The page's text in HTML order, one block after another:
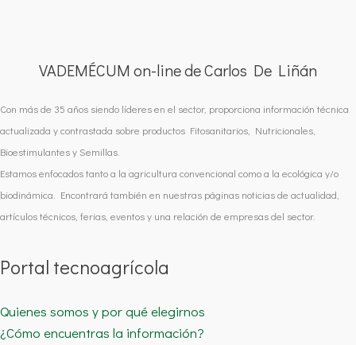
VADEMÉCUM on-line de Carlos De Liñán
Con más de 35 años siendo líderes en el sector, proporciona información técnica
actualizada y contrastada sobre productos Fitosanitarios, Nutricionales,
Bioestimulantes y Semillas.
Estamos enfocados tanto a la agricultura convencional como a la ecológica y/o
biodinámica. Encontrará también en nuestras páginas noticias de actualidad,
artículos técnicos, ferias, eventos y una relación de empresas del sector.
Portal tecnoagrícola
Quienes somos y por qué elegirnos
¿Cómo encuentras la información?